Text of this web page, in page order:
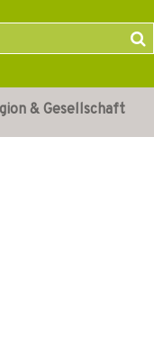
& Gesellschaft